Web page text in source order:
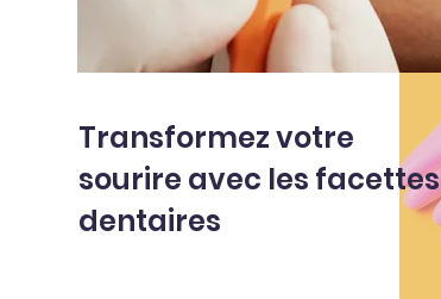
Transformez votre
sourire avec les facettes
dentaires